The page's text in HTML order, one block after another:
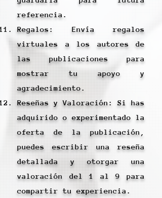
referencia.
Regalos: Envía regalos
virtuales a los autores de
las publicaciones para
mostrar tu apoyo y
agradecimiento.
Reseñas y Valoración: Si has
adquirido o experimentado la
oferta de la publicación,
puedes escribir una reseña
detallada y otorgar una
valoración del 1 al 9 para
compartir tu experiencia.